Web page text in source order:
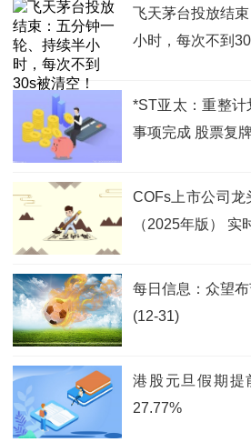
飞天茅台投放结
小时，每次不到
*ST亚太：重整
事项完成 股票复
COFs上市公司龙
（2025年版） 实
每日信息：众望
(12-31)
港股元旦假期提
27.77%